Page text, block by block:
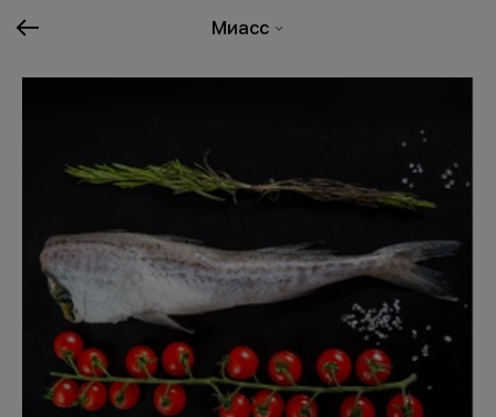
Миасс